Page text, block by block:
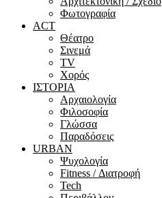
Φωτογραφία
ACT
Θέατρο
Σινεμά
ΤV
Χορός
ΙΣΤΟΡΙΑ
Αρχαιολογία
Φιλοσοφία
Γλώσσα
Παραδόσεις
URBAN
Ψυχολογία
Fitness / Διατροφή
Tech